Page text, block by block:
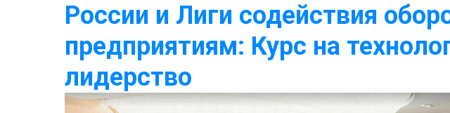
России и Лиги содействия
предприятиям: Курс на
лидерство